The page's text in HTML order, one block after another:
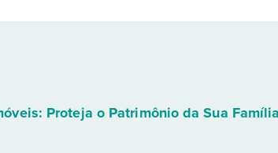
Proteja o Patrimônio da Sua